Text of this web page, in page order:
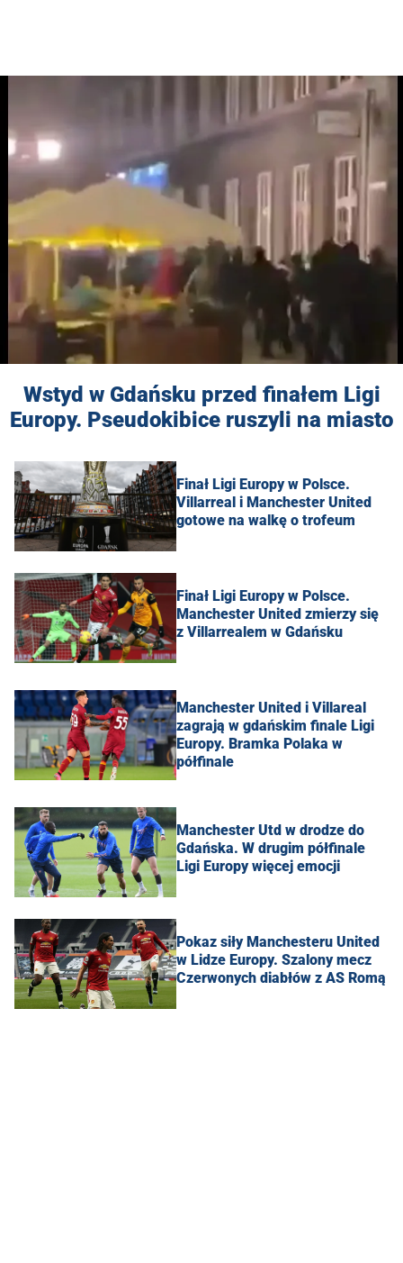
Wstyd w Gdańsku przed finałem Ligi
Europy. Pseudokibice ruszyli na miasto
Finał Ligi Europy w Polsce.
Villarreal i Manchester United
gotowe na walkę o trofeum
Finał Ligi Europy w Polsce.
Manchester United zmierzy się
z Villarrealem w Gdańsku
Manchester United i Villareal
zagrają w gdańskim finale Ligi
Europy. Bramka Polaka w
półfinale
Manchester Utd w drodze do
Gdańska. W drugim półfinale
Ligi Europy więcej emocji
Pokaz siły Manchesteru United
w Lidze Europy. Szalony mecz
Czerwonych diabłów z AS Romą